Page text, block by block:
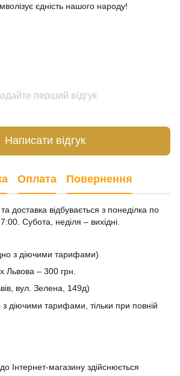
єдність нашого народу!
перший відгук
Написати відгук
Оплата Повернення
доставка відбувається з понеділка по
Субота, неділя – вихідні.
з діючими тарифами)
Львова – 300 грн.
вул. Зелена, 149д)
з діючими тарифами, тільки при повній
Інтернет-магазину здійснюється